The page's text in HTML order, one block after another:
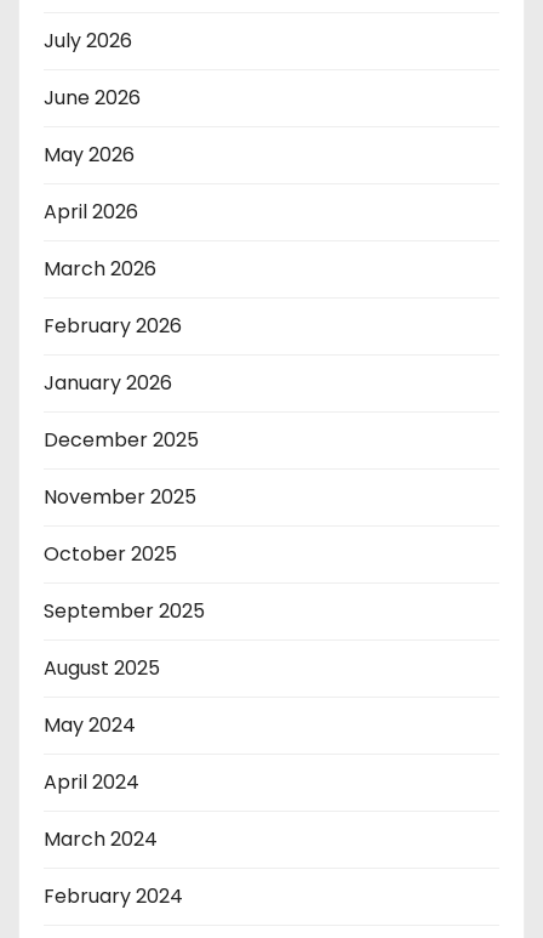
July 2026
June 2026
May 2026
April 2026
March 2026
February 2026
January 2026
December 2025
November 2025
October 2025
September 2025
August 2025
May 2024
April 2024
March 2024
February 2024